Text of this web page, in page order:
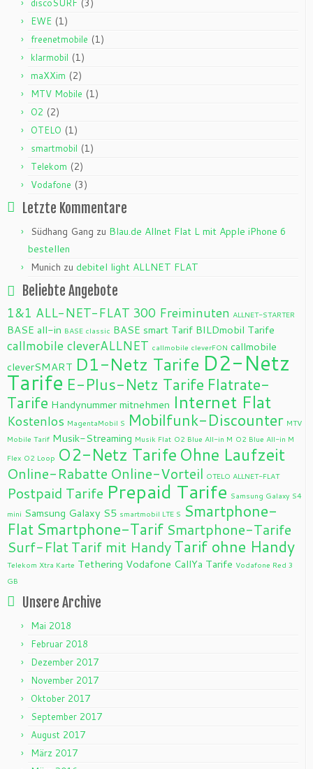
discoSURF
EWE (1)
freenetmobile (1)
klarmobil (1)
maXXim (2)
MTV Mobile (1)
O2 (2)
OTELO (1)
smartmobil (1)
Telekom (2)
Vodafone (3)
Letzte Kommentare
Südhang Gang zu Blau.de Allnet Flat L mit Apple iPhone 6
bestellen
Munich zu debitel light ALLNET FLAT
Beliebte Angebote
1&1 ALL-NET-FLAT 300 Freiminuten ALLNET-STARTER
BASE all-in BASE classic BASE smart Tarif BILDmobil Tarife
callmobile cleverALLNET callmobile cleverFON callmobile
cleverSMART D1-Netz Tarife D2-Netz
Tarife E-Plus-Netz Tarife Flatrate-
Tarife Handynummer mitnehmen Internet Flat
Kostenlos MagentaMobil S Mobilfunk-Discounter MTV
Mobile Tarif Musik-Streaming Musik Flat O2 Blue All-in M O2 Blue All-in M
Flex O2 Loop O2-Netz Tarife Ohne Laufzeit
Online-Rabatte Online-Vorteil OTELO ALLNET-FLAT
Postpaid Tarife Prepaid Tarife Samsung Galaxy S4
mini Samsung Galaxy S5 smartmobil LTE S Smartphone-
FlatSmartphone-Tarif Smartphone-Tarife
Surf-FlatTarif mit HandyTarif ohne Handy
Telekom Xtra Karte Tethering Vodafone CallYa Tarife Vodafone Red 3
GB
Unsere Archive
Mai 2018
Februar 2018
Dezember 2017
November 2017
Oktober 2017
September 2017
August 2017
März 2017